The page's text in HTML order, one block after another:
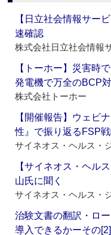
【日立社会情報サー
速確認
株式会社日立社会情報
【トーホー】災害時
発電機で万全のBCP
株式会社トーホー
【開催報告】ウェビ
性』で振り返るFSP
サイネオス・ヘルス・
【サイネオス・ヘル
山氏に聞く
サイネオス・ヘルス・
治験文書の翻訳・ロ
導入できるかーその[2]